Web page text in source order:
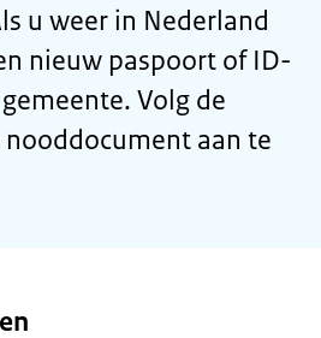
u weer in Nederland
nieuw paspoort of ID-
Volg de
aan te